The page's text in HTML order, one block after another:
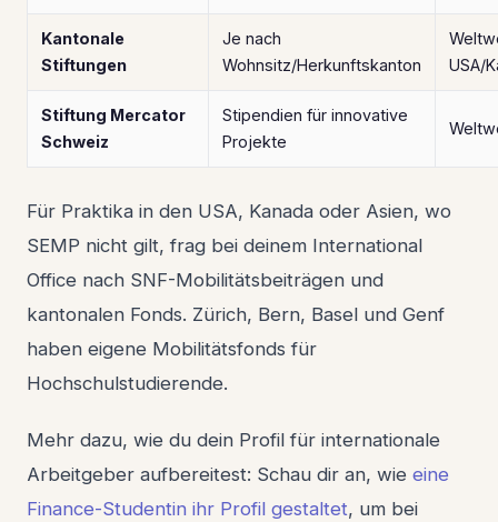
Kantonale
Stiftungen
Je nach
Wohnsitz/Herkunftskanton
USA/
Stiftung Mercator
Schweiz
Stipendien für innovative
Projekte
Für Praktika in den USA, Kanada oder Asien, wo
SEMP nicht gilt, frag bei deinem International
Office nach SNF-Mobilitätsbeiträgen und
kantonalen Fonds. Zürich, Bern, Basel und Genf
haben eigene Mobilitätsfonds für
Hochschulstudierende.
Mehr dazu, wie du dein Profil für internationale
Arbeitgeber aufbereitest: Schau dir an, wie eine
Finance-Studentin ihr Profil gestaltet, um bei